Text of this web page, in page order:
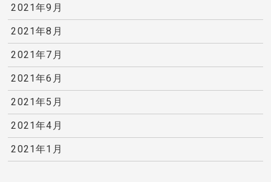
2021年9月
2021年8月
2021年7月
2021年6月
2021年5月
2021年4月
2021年1月